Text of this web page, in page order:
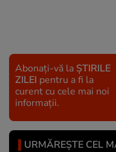
Abonați-vă la ȘTIRILE
ZILEI pentru a fi la
curent cu cele mai noi
informații.
URMĂREȘTE CEL